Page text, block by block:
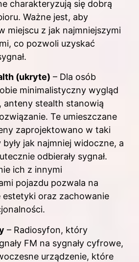
charakteryzują się dobrą
Ważne jest, aby
miejscu z jak najmniejszymi
co pozwoli uzyskać
(ukryte) – Dla osób
minimalistyczny wygląd
anteny stealth stanowią
Te umieszczane
zaprojektowano w taki
jak najmniej widoczne, a
odbierały sygnał.
ich z innymi
pojazdu pozwala na
estetyki oraz zachowanie
– Radiosyfon, który
FM na sygnały cyfrowe,
urządzenie, które